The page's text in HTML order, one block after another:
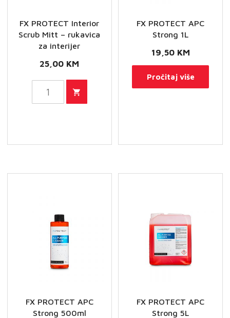
FX PROTECT Interior
Scrub Mitt – rukavica
za interijer
25,00 KM
PROTECT
interijer
količina
FX PROTECT APC
Strong 1L
19,50 KM
Pročitaj više
FX PROTECT APC
Strong 500ml
FX PROTECT APC
Strong 5L